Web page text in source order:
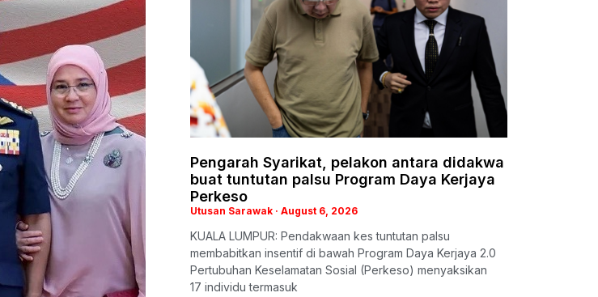
Pengarah Syarikat, pelakon antara didakwa
buat tuntutan palsu Program Daya Kerjaya
Perkeso
Utusan Sarawak August 6, 2026
KUALA LUMPUR: Pendakwaan kes tuntutan palsu
membabitkan insentif di bawah Program Daya Kerjaya 2.0
Pertubuhan Keselamatan Sosial (Perkeso) menyaksikan
17 individu termasuk